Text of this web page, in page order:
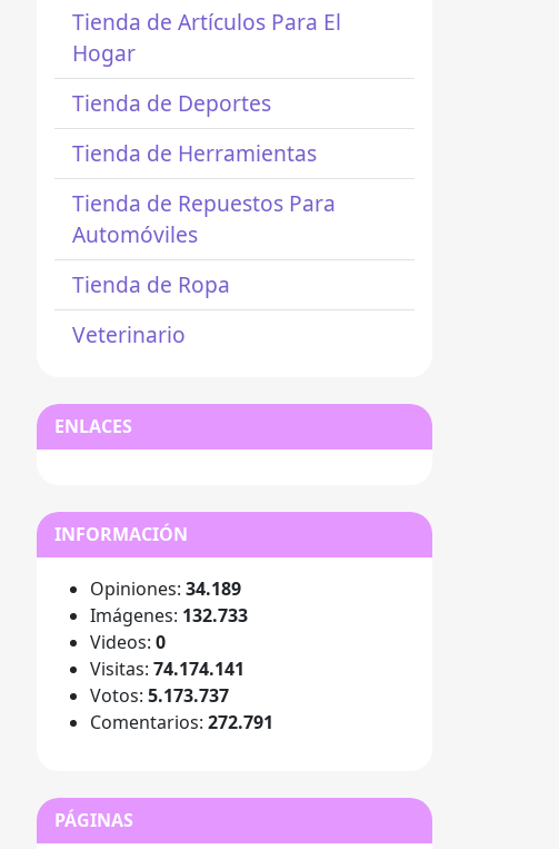
Tienda de Artículos Para El
Hogar
Tienda de Deportes
Tienda de Herramientas
Tienda de Repuestos Para
Automóviles
Tienda de Ropa
Veterinario
ENLACES
INFORMACIÓN
Opiniones: 34.189
Imágenes: 132.733
Videos: 0
Visitas: 74.174.141
Votos: 5.173.737
Comentarios: 272.791
PÁGINAS